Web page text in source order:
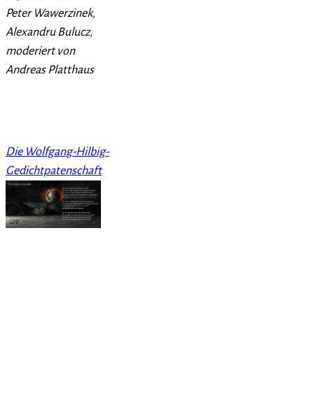
Peter Wawerzinek,
Alexandru Bulucz,
moderiert von
Andreas Platthaus
Die Wolfgang-Hilbig-
Gedichtpatenschaft